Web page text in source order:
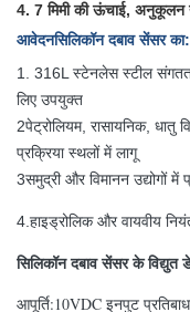
4. 7 मिमी की ऊंचाई, अनुकूलन
आवेदनसिलिकॉन दबाव सेंसर का:
1. 316L स्टेनलेस स्टील
लिए उपयुक्त
2पेट्रोलियम, रासायनिक, धातु
प्रक्रिया स्थलों में लागू
3समुद्री और विमानन उद्योगों में
4. हाइड्रोलिक और वायवीय
सिलिकॉन दबाव सेंसर के विद्युत
आपूर्ति:10VDC इनपुट